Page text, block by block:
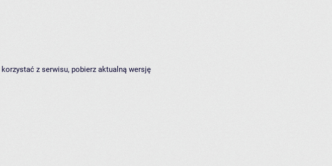
z serwisu, pobierz aktualną wersję